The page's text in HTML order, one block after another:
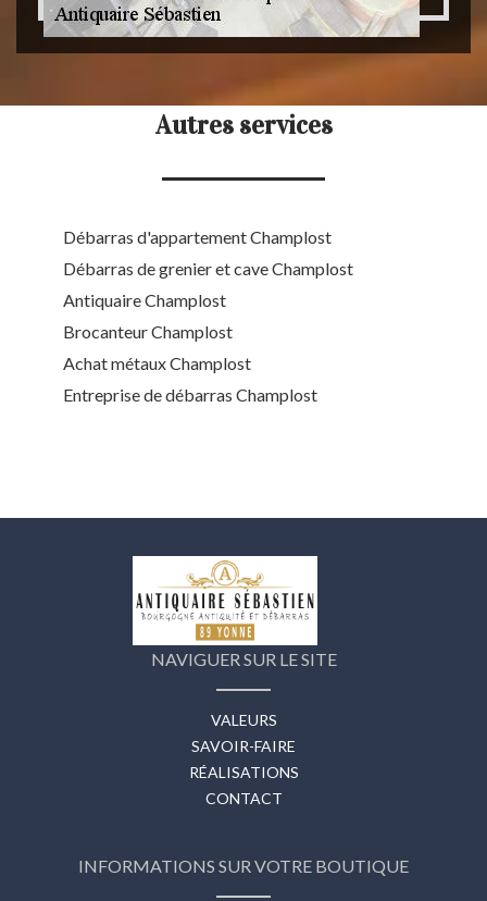
Autres services
Débarras d'appartement Champlost
Débarras de grenier et cave Champlost
Antiquaire Champlost
Brocanteur Champlost
Achat métaux Champlost
Entreprise de débarras Champlost
NAVIGUER SUR LE SITE
VALEURS
SAVOIR-FAIRE
RÉALISATIONS
CONTACT
INFORMATIONS SUR VOTRE BOUTIQUE